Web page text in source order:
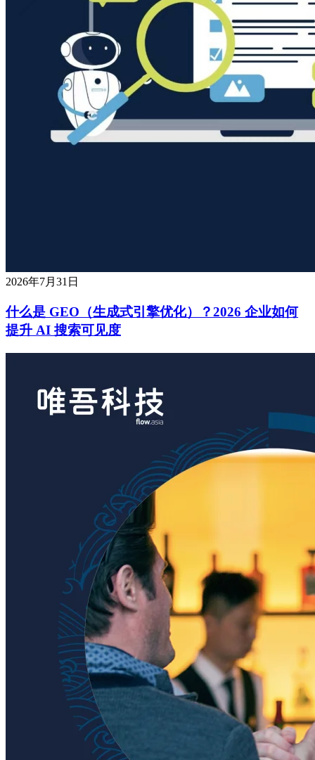
2026年7月31日
什么是 GEO（生成式引擎优化）？2026 企业如何
提升 AI 搜索可见度